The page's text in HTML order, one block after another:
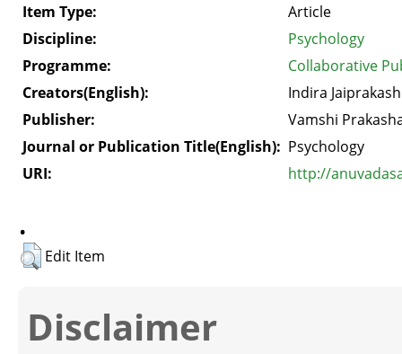
Item Type:
Article
Discipline:
Psychology
Programme:
Collaborative
Creators(English):
Indira Jaiprakash
Publisher:
Vamshi
Journal or Publication Title(English): Psychology
URI:
http://
.
Edit Item
Disclaimer